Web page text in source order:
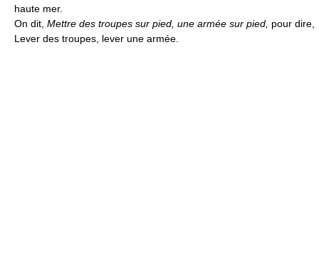
haute mer.
On dit, Mettre des troupes sur pied, une armée sur pied, pour dire,
Lever des troupes, lever une armée.